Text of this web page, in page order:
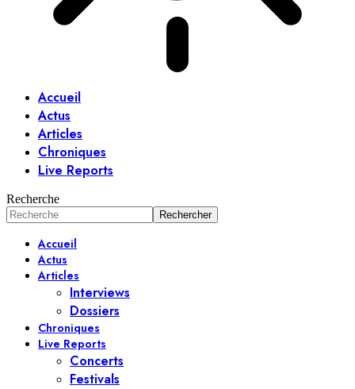
Accueil
Actus
Articles
Chroniques
Live Reports
Recherche
Accueil
Actus
Articles
Interviews
Dossiers
Chroniques
Live Reports
Concerts
Festivals